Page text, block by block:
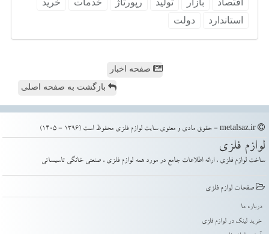
اقتصاد بازار تولید رپورتاژ خدمات
خرید
استاندارد
دولت
صفحه اخبار
بازگشت به صفحه اصلی
لوازم فلزی
ساخت لوازم فلزی ، ارائه اطلاعات جامع در مورد همه لوازم فلزی ، صنعتی خانگی تاسیساتی
صفحات لوازم فلزی
درباره ما
خرید لینک در لوازم فلزی